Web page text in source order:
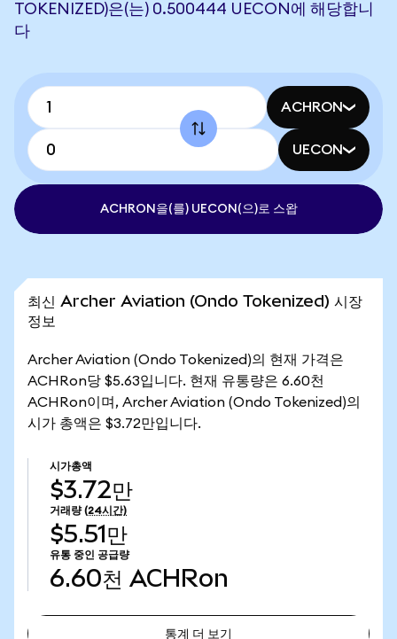
TOKENIZED)은(는) 0.500444 UECON에 해당합니
다
ACHRON
UECON
ACHRON을(를) UECON(으)로 스왑
최신 Archer Aviation (Ondo Tokenized) 시장
정보
Archer Aviation (Ondo Tokenized)의 현재 가격은
ACHRon당 $5.63입니다. 현재 유통량은 6.60천
ACHRon이며, Archer Aviation (Ondo Tokenized)의
시가 총액은 $3.72만입니다.
시가총액
$3.72만
거래량 (24시간)
$5.51만
유통 중인 공급량
6.60천 ACHRon
통계 더 보기